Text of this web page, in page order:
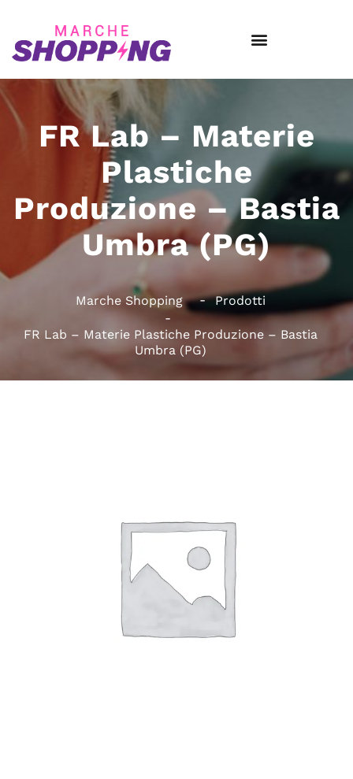
FR Lab – Materie
Plastiche
Produzione – Bastia
Umbra (PG)
Marche Shopping Prodotti
FR Lab – Materie Plastiche Produzione – Bastia
Umbra (PG)